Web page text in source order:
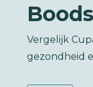
Vergelijk
gezondheid